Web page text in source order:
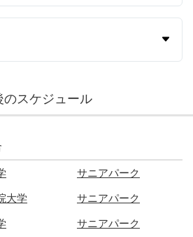
のスケジュール
サニアパーク
大学 サニアパーク
サニアパーク